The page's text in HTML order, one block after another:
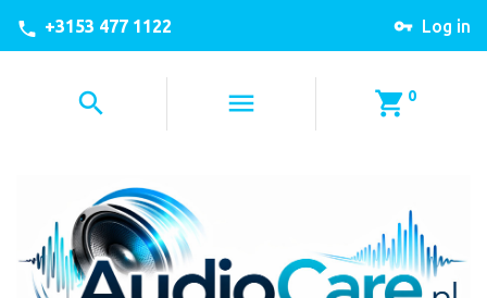
Log in
+3153 477 1122
0